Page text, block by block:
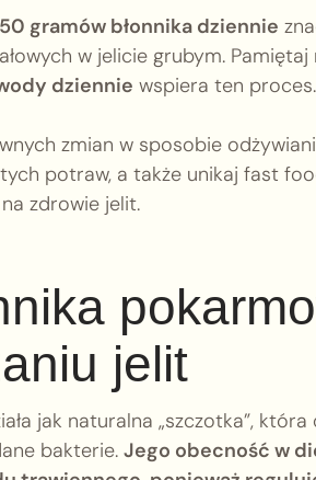
gramów błonnika dziennie
w jelicie grubym.
dziennie wspiera ten proces.
zmian w sposobie
potraw, a także unikaj fast
zdrowie jelit.
jelit
jak naturalna „szczotka”,
bakterie. Jego obecność w